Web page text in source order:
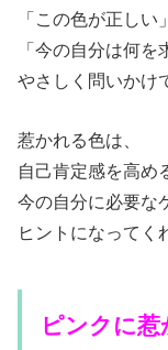
「この色が正しい
「今の自分は何
やさしく問いかけ
惹かれる色は、
自己肯定感を高め
今の自分に必要な
ヒントになってく
ピンクに